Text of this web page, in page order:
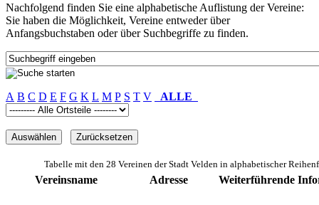
Nachfolgend finden Sie eine alphabetische Auflistung der Vereine:
Sie haben die Möglichkeit, Vereine entweder über
Anfangsbuchstaben oder über Suchbegriffe zu finden.
A B C D E F G K L M P S T V ALLE
Tabelle mit den 28 Vereinen der Stadt Velden in alphabetischer
Vereinsname Adresse Weiterführende